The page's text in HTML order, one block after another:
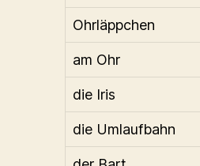
Ohrläppchen
am Ohr
die Iris
die Umlaufbahn